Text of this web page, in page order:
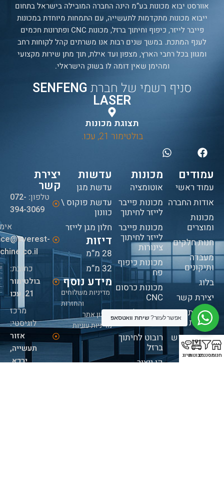
אוורסט יבוא מכונות בע”מ הינה החברה המובילה בישראל בתחום
ייבוא מכונות מתקדמות לתעשייה, עם התמחות מיוחדת במכונות
פייבר לייזר, כיפוף וחיתוך ברזל, מכונות CNC ופתרונות חכמים
לענף המתכת. במשך שנים רבות אנו משרתים קהל לקוחות רחב
ומגוון בכל רחבי הארץ, מצפון ועד אילת, תוך מתן שירות מקצועי
ומהימן שאין דומה לו בשוק הישראלי.
סניף רשמי של חברתSENFENG
LASER
תצוגת מכונות
בולטימור 21, עכו.
עמודים
עמוד ראשי
אודות החברה
מכונות
ומוצרים
חנות חלקים
מעבדה
ותיקונים
בלוג
יצירת קשר
מדיניות
פרטיות
תנאי שימוש
מכונות
אוטומציה
מכונות פייבר
לייזר לחיתוך
מכונות פייבר
לייזר לחיתוך
צינורות
מכונות כיפוף
פח
מכונות כרסום
CNC
מכונות לציפוי
בלייזר
רובוט לחיתוך
ברזל
קו ייצור
עדשות
עדשת מגן
עדשת פוקוס \
כוונון
חלון מגן לייזר
דיזות
28 מ”מ
32 מ”מ
מידע נוסף
מדיניות משלוחים
והחזרות
תקנון אתר
מדיניות עוגיות
יצירת
קשר
טלפון: 072-
394-3069
כתובת:
בולטימור
21, עכו
מרכז
לוגיסטי:
אזור
תעשייה,
ירכא.
אפשר לעזור?שיחת וואטסאפ
חנותמסנניםמכונותחיוג